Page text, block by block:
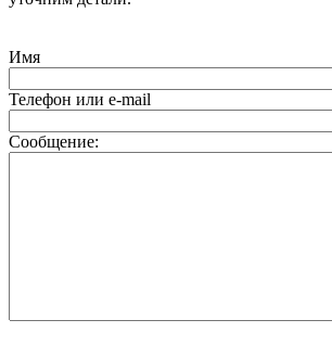
Имя
Телефон или e-mail
Сообщение: